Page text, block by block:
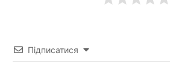
Підписатися